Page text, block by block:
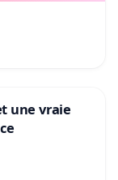
une vraie